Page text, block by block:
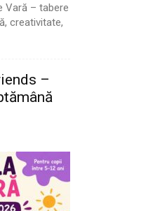
Vară – tabere
creativitate,
–